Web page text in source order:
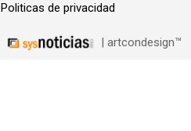
Politicas de privacidad
| artcondesign™